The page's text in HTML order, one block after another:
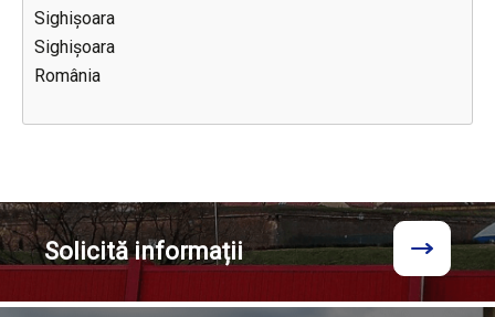
Sighișoara
Sighișoara
România
Solicităinformații